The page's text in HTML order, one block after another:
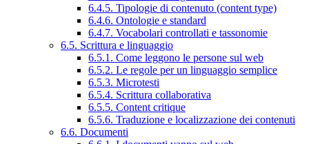
6.4.5. Tipologie di contenuto (content type)
6.4.6. Ontologie e standard
6.4.7. Vocabolari controllati e tassonomie
6.5. Scrittura e linguaggio
6.5.1. Come leggono le persone sul web
6.5.2. Le regole per un linguaggio semplice
6.5.3. Microtesti
6.5.4. Scrittura collaborativa
6.5.5. Content critique
6.5.6. Traduzione e localizzazione dei contenuti
6.6. Documenti